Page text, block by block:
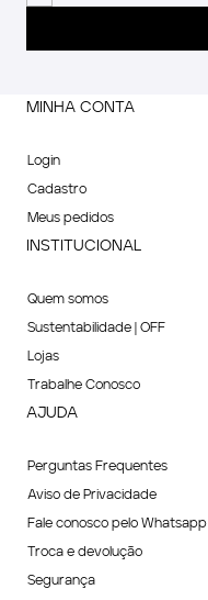
MINHA CONTA
Login
Cadastro
Meus pedidos
INSTITUCIONAL
Quem somos
Sustentabilidade | OFF
Lojas
Trabalhe Conosco
AJUDA
Perguntas Frequentes
Aviso de Privacidade
Fale conosco pelo Whatsapp
Troca e devolução
Segurança